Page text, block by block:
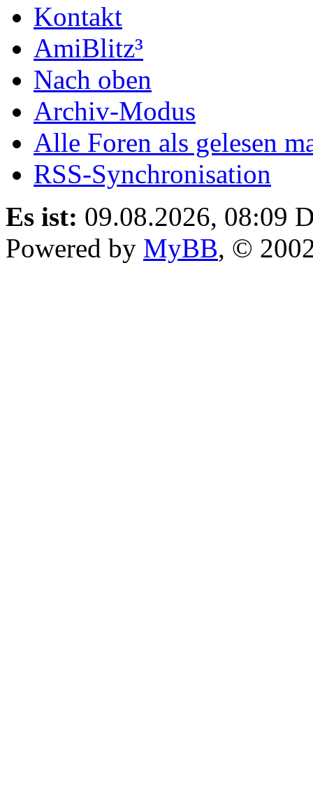
Kontakt
AmiBlitz³
Nach oben
Archiv-Modus
Alle Foren als gelesen
RSS-Synchronisation
Es ist: 09.08.2026, 08:09
Powered by MyBB, ©